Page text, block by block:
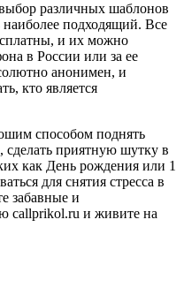
различных шаблонов
подходящий. Все
и их можно
в России или за ее
анонимен, и
кто является
способом поднять
сделать приятную шутку в
как День рождения или 1
для снятия стресса в
забавные и
callprikol.ru и живите на